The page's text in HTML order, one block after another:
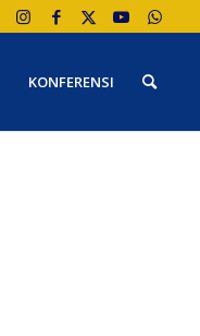
KONFERENSI